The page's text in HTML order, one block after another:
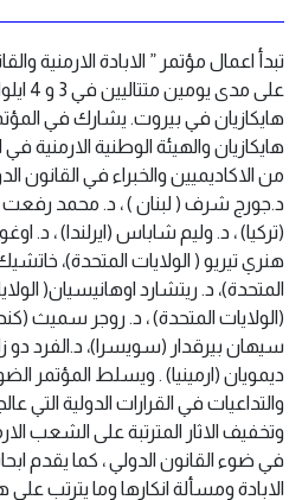
تبدأ اعمال مؤتمر ” الابادة الارمنية
هايكازيان في بيروت. يشارك في
هايكازيان والهيئة الوطنية الارمنية
من الاكاديميين والخبراء في القانون
د.جورج شرف ( لبنان ) ، د. محمد رفعت
(تركيا) ، د. وليم شاباس (ايرلندا) ، د.
هنري تيريو ( الولايات المتحدة)،
المتحدة)، د. ريتشارد اوهانيسيان(
(الولايات المتحدة) ، د. روجر سميث (كندا)
سيهان بيرقدار (سويسرا)، د.الفرد
ديمويان (ارمينيا) . ويسلط المؤتمر
والتداعيات في القرارات الدولية التي
وتخفيف الاثار المترتبة على الشعب
في ضوء القانون الدولي ، كما يقدم
الابادة ومسألة انكارها وما يترتب